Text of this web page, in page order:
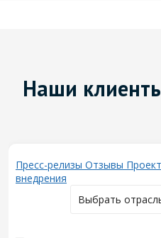
Наши
Пресс-релизы Отзывы
внедрения
Выбрать